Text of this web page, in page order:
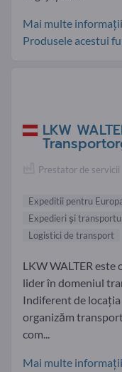
Mai multe
Produsele acestui
LKW
Prestator de servicii
Expeditii pentru
Expedieri şi
Logistici de transport
LKW WALTER
lider în domeniul
Indiferent de
organizăm
com...
Mai multe